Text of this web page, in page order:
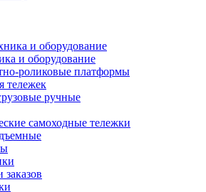
и оборудование
роликовые платформы
тележек
ручные
самоходные тележки